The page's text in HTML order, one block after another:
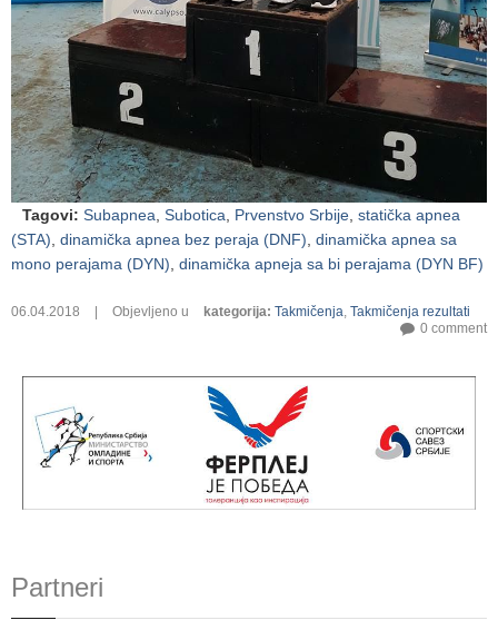
Tagovi: Subapnea Subotica Prvenstvo Srbije statička apnea
(STA) dinamička apnea bez peraja (DNF) dinamička apnea sa
mono perajama (DYN) dinamička apneja sa bi perajama (DYN BF)
06.04.2018 | Objevljeno u kategorija: Takmičenja Takmičenja rezultati
0 comment
Partneri